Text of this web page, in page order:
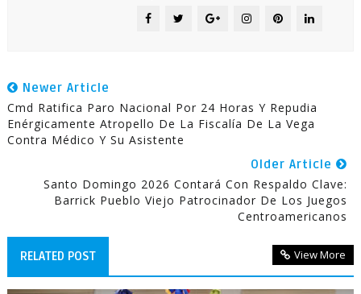
Newer Article
Cmd Ratifica Paro Nacional Por 24 Horas Y Repudia
Enérgicamente Atropello De La Fiscalía De La Vega
Contra Médico Y Su Asistente
Older Article
Santo Domingo 2026 Contará Con Respaldo Clave:
Barrick Pueblo Viejo Patrocinador De Los Juegos
Centroamericanos
RELATED POST View More